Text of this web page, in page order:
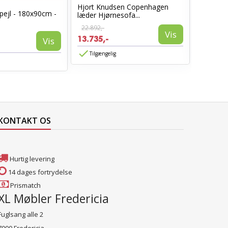
- 180x90cm -
Vis
Hjort Knudsen Copenhagen
læder Hjørnesofa...
22.892,-
13.735,- Vis
Tilgængelig
OS
Hurtig levering
14 dages fortrydelse
Prismatch
Møbler Fredericia
alle 2